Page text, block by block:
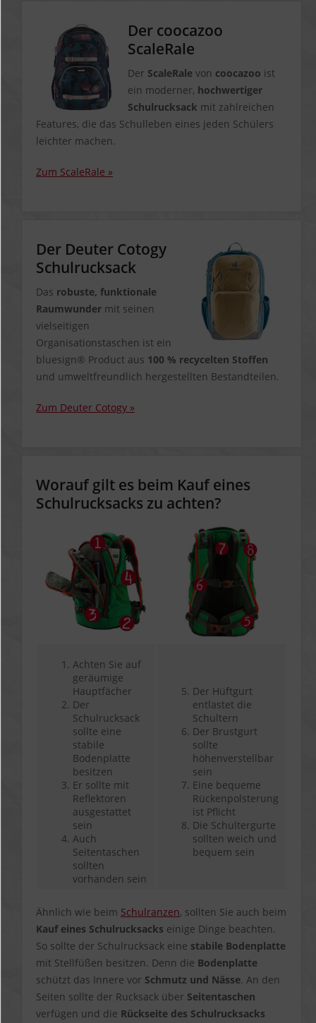
Der coocazoo
ScaleRale
Der ScaleRale von coocazoo ist
ein moderner, hochwertiger
Schulrucksack mit zahlreichen
Features, die das Schulleben eines jeden Schülers
leichter machen.
Zum ScaleRale »
Der Deuter Cotogy
Schulrucksack
Das robuste, funktionale
Raumwunder mit seinen
vielseitigen
Organisationstaschen ist ein
bluesign® Product aus 100 % recycelten Stoffen
und umweltfreundlich hergestellten Bestandteilen.
Zum Deuter Cotogy »
Worauf gilt es beim Kauf eines
Schulrucksacks zu achten?
Achten Sie auf
geräumige
Hauptfächer
Der
Schulrucksack
sollte eine
stabile
Bodenplatte
besitzen
Er sollte mit
Reflektoren
ausgestattet
sein
Auch
Seitentaschen
sollten
vorhanden sein
Der Hüftgurt
entlastet die
Schultern
Der Brustgurt
sollte
höhenverstellbar
sein
Eine bequeme
Rückenpolsterung
ist Pflicht
Die Schultergurte
sollten weich und
bequem sein
Ähnlich wie beim Schulranzen, sollten Sie auch beim
Kauf eines Schulrucksacks einige Dinge beachten.
So sollte der Schulrucksack eine stabile Bodenplatte
mit Stellfüßen besitzen. Denn die Bodenplatte
schützt das Innere vor Schmutz und Nässe. An den
Seiten sollte der Rucksack über Seitentaschen
verfügen und die Rückseite des Schulrucksacks